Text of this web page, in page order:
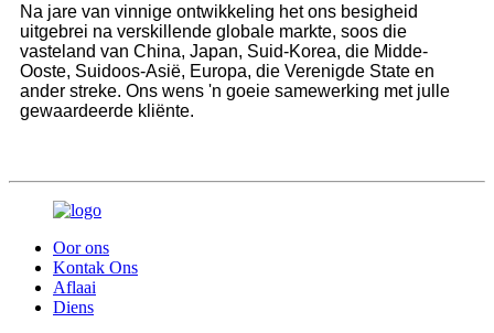
Na jare van vinnige ontwikkeling het ons besigheid
uitgebrei na verskillende globale markte, soos die
vasteland van China, Japan, Suid-Korea, die Midde-
Ooste, Suidoos-Asië, Europa, die Verenigde State en
ander streke. Ons wens 'n goeie samewerking met julle
gewaardeerde kliënte.
Oor ons
Kontak Ons
Aflaai
Diens